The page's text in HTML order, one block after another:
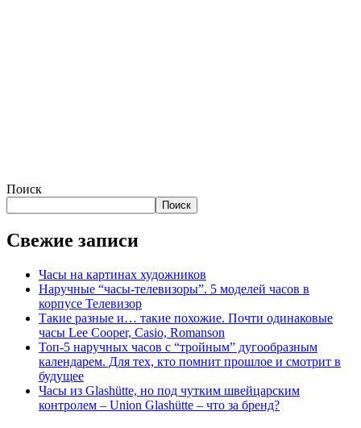
Поиск
Поиск
Свежие записи
Часы на картинах художников
Наручные “часы-телевизоры”. 5 моделей часов в
корпусе Телевизор
Такие разные и… такие похожие. Почти одинаковые
часы Lee Cooper, Casio, Romanson
Топ-5 наручных часов с “тройным” дугообразным
календарем. Для тех, кто помнит прошлое и смотрит в
будущее
Часы из Glashütte, но под чутким швейцарским
контролем – Union Glashütte – что за бренд?